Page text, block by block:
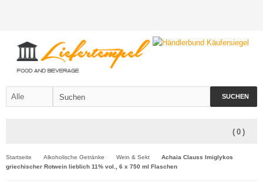
SUCHEN
( 0 )
Startseite Alkoholische Getränke Wein & Sekt
Achaia Clauss Imiglykos
griechischer Rotwein lieblich 11% vol., 6 x 750 ml Flaschen